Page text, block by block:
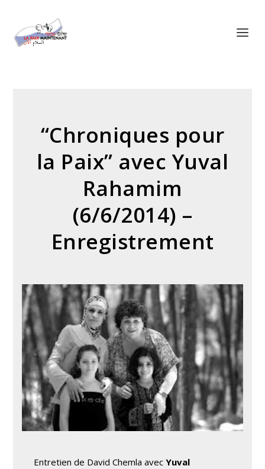
“Chroniques pour
la Paix” avec Yuval
Rahamim
(6/6/2014) –
Enregistrement
Entretien de David Chemla avecYuval